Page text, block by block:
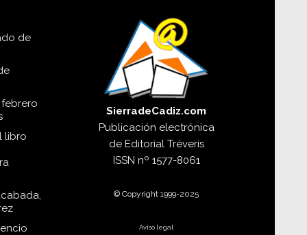
de
febrero
libro
SierradeCadiz.com
Publicación electrónica
de Editorial Tréveris
ISSN nº 1577-8061
© Copyright 1999-2025
Aviso legal